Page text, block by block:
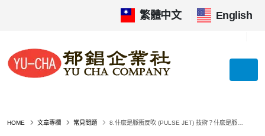
繁體中文 English
HOME 文章專欄 常見問題 8.什麼是脈衝反吹 (PULSE JET) 技術？什麼是脈衝集塵機?